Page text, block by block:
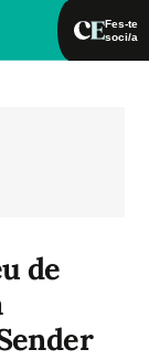
Fes-te
soci/a
de